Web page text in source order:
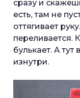
сразу и
есть, там не
оттягивает
переливается.
булькает. А
изнутри.